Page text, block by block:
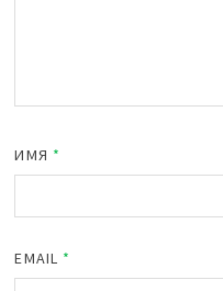
ИМЯ *
EMAIL *